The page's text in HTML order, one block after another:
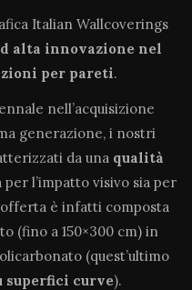
Italian Wallcoverings
alta innovazione nel
per pareti.
nell’acquisizione
generazione, i nostri
da una qualità
per l’impatto visivo sia per
è infatti composta
(fino a 150×300 cm) in
(quest’ultimo
superfici curve).